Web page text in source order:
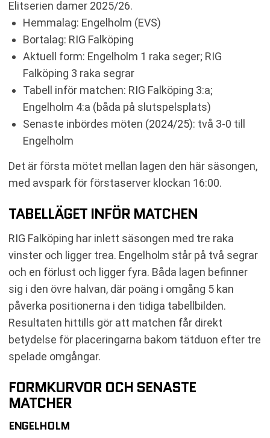
Elitserien damer 2025/26.
Hemmalag: Engelholm (EVS)
Bortalag: RIG Falköping
Aktuell form: Engelholm 1 raka seger; RIG
Falköping 3 raka segrar
Tabell inför matchen: RIG Falköping 3:a;
Engelholm 4:a (båda på slutspelsplats)
Senaste inbördes möten (2024/25): två 3-0 till
Engelholm
Det är första mötet mellan lagen den här säsongen,
med avspark för förstaserver klockan 16:00.
TABELLÄGET INFÖR MATCHEN
RIG Falköping har inlett säsongen med tre raka
vinster och ligger trea. Engelholm står på två segrar
och en förlust och ligger fyra. Båda lagen befinner
sig i den övre halvan, där poäng i omgång 5 kan
påverka positionerna i den tidiga tabellbilden.
Resultaten hittills gör att matchen får direkt
betydelse för placeringarna bakom tätduon efter tre
spelade omgångar.
FORMKURVOR OCH SENASTE
MATCHER
ENGELHOLM